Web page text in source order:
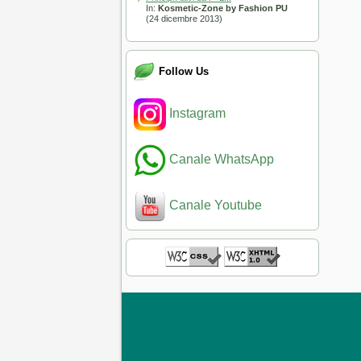
In: Kosmetic-Zone by Fashion PU
(24 dicembre 2013)
Follow Us
Instagram
Canale WhatsApp
Canale Youtube